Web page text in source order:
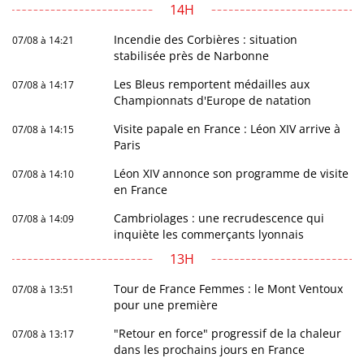
14H
07/08 à 14:21
Incendie des Corbières : situation
stabilisée près de Narbonne
07/08 à 14:17
Les Bleus remportent médailles aux
Championnats d'Europe de natation
07/08 à 14:15
Visite papale en France : Léon XIV arrive à
Paris
07/08 à 14:10
Léon XIV annonce son programme de visite
en France
07/08 à 14:09
Cambriolages : une recrudescence qui
inquiète les commerçants lyonnais
13H
07/08 à 13:51
Tour de France Femmes : le Mont Ventoux
pour une première
07/08 à 13:17
"Retour en force" progressif de la chaleur
dans les prochains jours en France